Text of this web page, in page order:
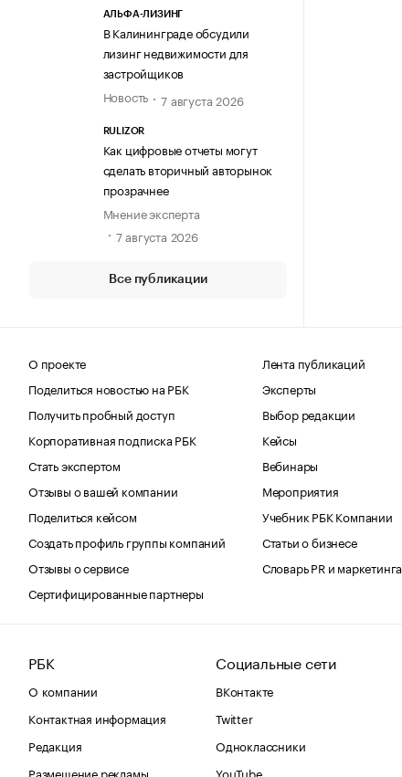
АЛЬФА-ЛИЗИНГ
В Калининграде обсудили
лизинг недвижимости для
застройщиков
Новость
7 августа 2026
RULIZOR
Как цифровые отчеты могут
сделать вторичный авторынок
прозрачнее
Мнение эксперта
7 августа 2026
Все публикации
О проекте
Поделиться новостью на РБК
Получить пробный доступ
Корпоративная подписка РБК
Стать экспертом
Отзывы о вашей компании
Поделиться кейсом
Создать профиль группы компаний
Отзывы о сервисе
Сертифицированные партнеры
Лента публикаций
Эксперты
Выбор редакции
Кейсы
Вебинары
Мероприятия
Учебник РБК Компании
Статьи о бизнесе
Словарь PR и маркетинга
РБК
О компании
Контактная информация
Редакция
Размещение рекламы
Социальные сети
ВКонтакте
Twitter
Одноклассники
YouTube